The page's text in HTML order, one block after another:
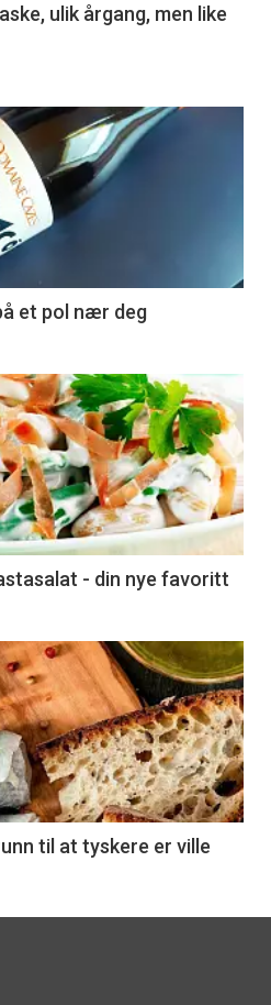
ulik årgang, men like
et pol nær deg
- din nye favoritt
til at tyskere er ville